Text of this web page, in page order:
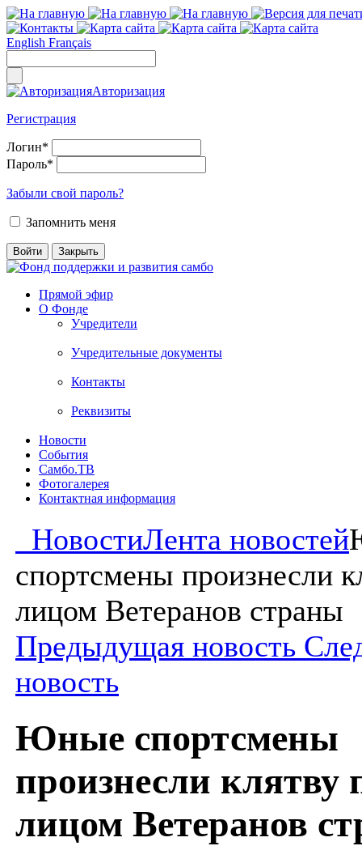
English Français
Авторизация
Регистрация
Логин*
Пароль*
Забыли свой пароль?
Запомнить меня
Прямой эфир
О Фонде
Учредители
Учредительные документы
Контакты
Реквизиты
Новости
События
Самбо.ТВ
Фотогалерея
Контактная информация
НовостиЛента новостей
спортсмены произнесли
лицом Ветеранов страны
Предыдущая новость
новость
Юные спортсмены
произнесли клятву
лицом Ветеранов